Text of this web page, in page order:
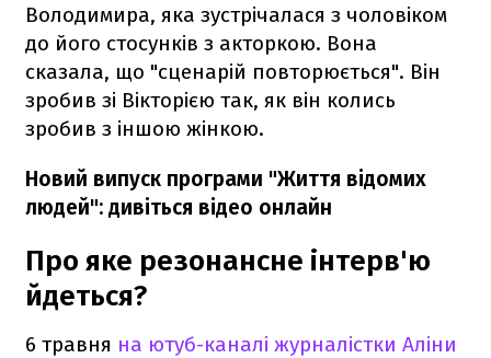
Володимира, яка зустрічалася з чоловіком
до його стосунків з акторкою. Вона
сказала, що "сценарій повторюється". Він
зробив зі Вікторією так, як він колись
зробив з іншою жінкою.
Новий випуск програми "Життя відомих
людей": дивіться відео онлайн
Про яке резонансне інтерв'ю
йдеться?
6 травня на ютуб-каналі журналістки Аліни